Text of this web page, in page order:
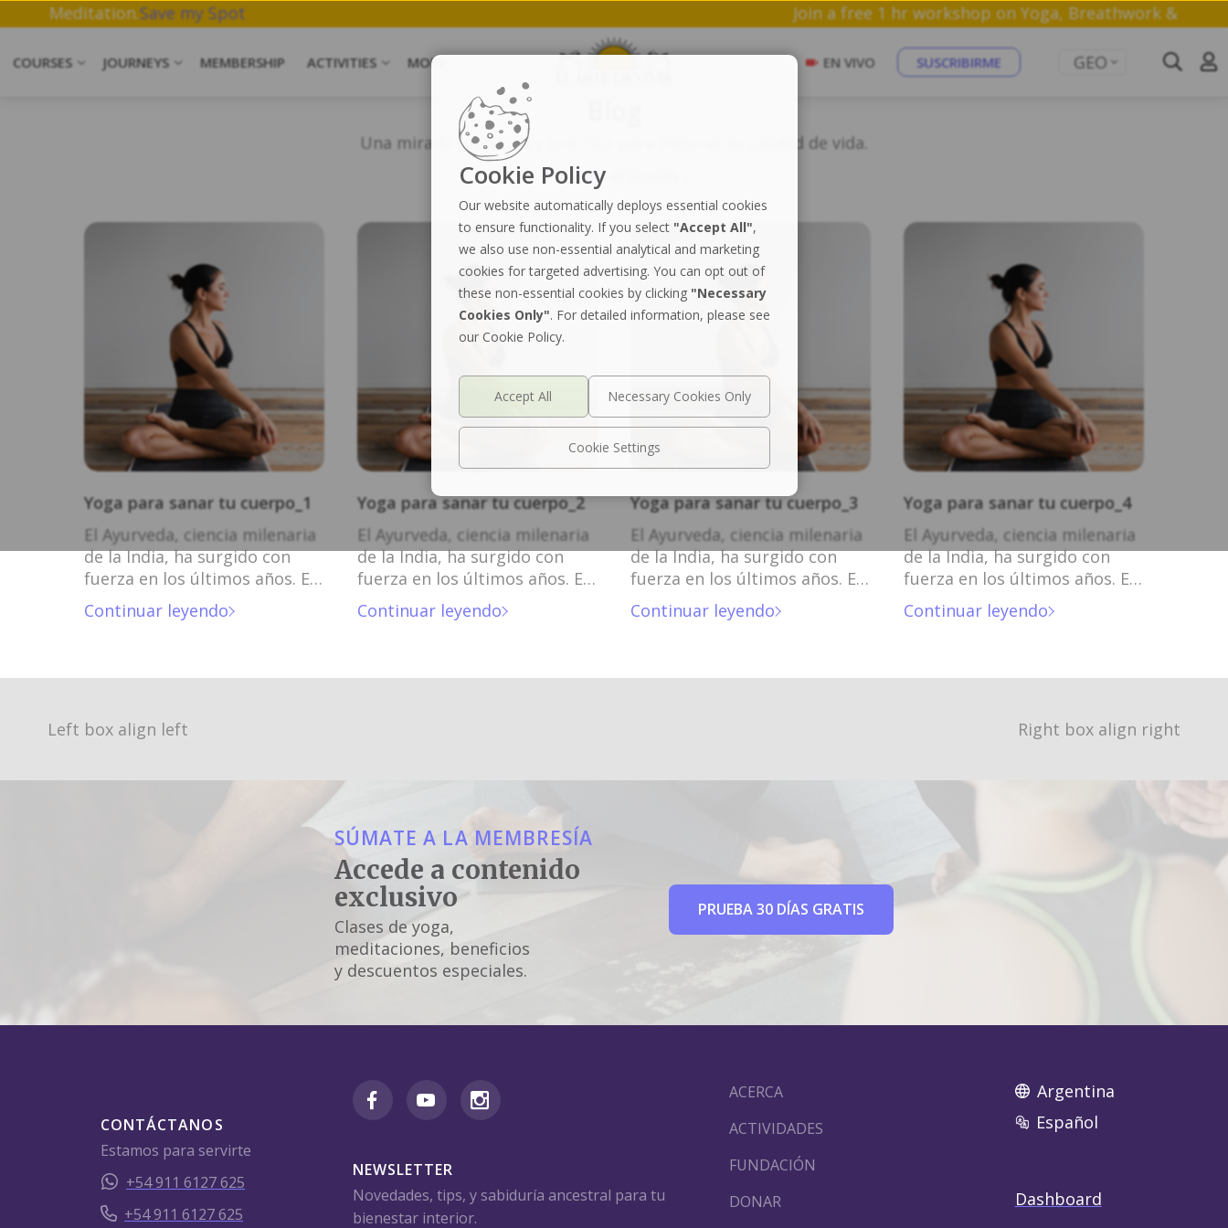
Breathwork & Meditation.Save my Spot Join a free 1 hr workshop on Yoga,
COURSES JOURNEYS MEMBERSHIP ACTIVITIES MORE EN VIVO SUSCRIBIRME GEO
Una mirada profunda y práctica para mejorar tu calidad de vida.
Ver más artículos
Yoga para sanar tu cuerpo_1
El Ayurveda, ciencia milenaria
de la India, ha surgido con
fuerza en los últimos años. El
Ayurveda, ciencia milenaria de
la India, ha surgido con fuerza
Continuar leyendo
Yoga para sanar tu cuerpo_2
El Ayurveda, ciencia milenaria
de la India, ha surgido con
fuerza en los últimos años. El
Ayurveda, ciencia milenaria de
la India, ha surgido con fuerza
Continuar leyendo
Yoga para sanar tu cuerpo_3
El Ayurveda, ciencia milenaria
de la India, ha surgido con
fuerza en los últimos años. El
Ayurveda, ciencia milenaria de
la India, ha surgido con fuerza
Continuar leyendo
Yoga para sanar tu cuerpo_4
El Ayurveda, ciencia milenaria
de la India, ha surgido con
fuerza en los últimos años. El
Ayurveda, ciencia milenaria de
la India, ha surgido con fuerza
Continuar leyendo
Left box align left Right box align right
SÚMATE A LA MEMBRESÍA
Accede a contenido
exclusivo
Clases de yoga,
meditaciones, beneficios
y descuentos especiales.
PRUEBA 30 DÍAS GRATIS
CONTÁCTANOS
Estamos para servirte
+54 911 6127 625
+54 911 6127 625
NEWSLETTER
Novedades, tips, y sabiduría ancestral para tu
bienestar interior.
ACERCA
ACTIVIDADES
FUNDACIÓN
DONAR
Argentina
Español
Dashboard
Cookie Policy
Our website automatically deploys essential cookies
to ensure functionality. If you select "Accept All",
we also use non-essential analytical and marketing
cookies for targeted advertising. You can opt out of
these non-essential cookies by clicking "Necessary
Cookies Only". For detailed information, please see
our Cookie Policy.
Cookie Settings